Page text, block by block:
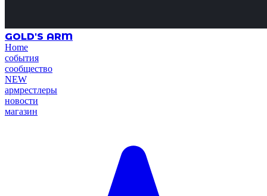
GOLD'S ARM
Home
события
сообщество
NEW
армрестлеры
новости
магазин